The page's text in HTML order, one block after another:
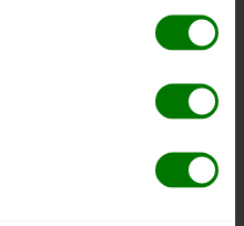
der
und Holzpellets
. Das dazugehörige Datum